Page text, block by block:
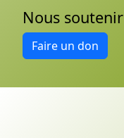
Nous soutenir
Faire un don